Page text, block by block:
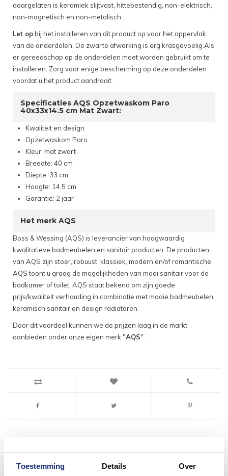
Toestemming Details Over
daargelaten is keramiek slijtvast, hittebestendig, non-elektrisch,
non-magnetisch en non-metalisch.
Let opbij het installeren van dit product op voor het oppervlak
van de onderdelen. De zwarte afwerking is erg krasgevoelig.Als
er gereedschap op de onderdelen moet worden gebruikt om te
installeren. Zorg voor enige bescherming op deze onderdelen
voordat u het product aandraait.
Specificaties AQS Opzetwaskom Paro
40x33x14.5 cm Mat Zwart:
Kwaliteit en design
Opzetwaskom Paro
Kleur: mat zwart
Breedte: 40 cm
Diepte: 33 cm
Hoogte: 14.5 cm
Garantie: 2 jaar
Het merk AQS
Boss & Wessing (AQS) is leverancier van hoogwaardig
kwalitatieve badmeubelen en sanitair producten. De producten
van AQS zijn stoer, robuust, klassiek, modern en/of romantische.
AQS toont u graag de mogelijkheden van mooi sanitair voor de
badkamer of toilet. AQS staat bekend om zijn goede
prijs/kwaliteit verhouding in combinatie met mooie badmeubelen,
keramisch sanitair en design radiatoren.
Door dit voordeel kunnen we de prijzen laag in de markt
aanbieden onder onze eigen merk "AQS".